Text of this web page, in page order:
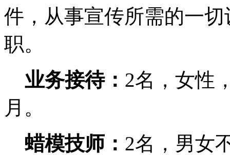
件，从事宣传所需的一
职。
业务接待： 2名，女性
月。
蜡模技师： 2名，男女